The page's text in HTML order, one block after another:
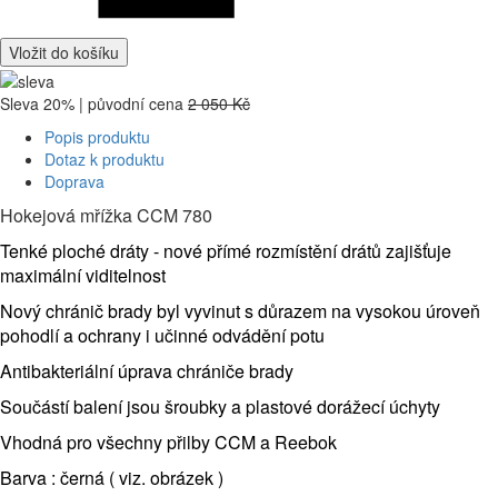
Vložit do košíku
Sleva 20% | původní cena 2 050 Kč
Popis produktu
Dotaz k produktu
Doprava
Hokejová mřížka CCM 780
Tenké ploché dráty - nové přímé rozmístění drátů zajišťuje
maximální viditelnost
Nový chránič brady byl vyvinut s důrazem na vysokou úroveň
pohodlí a ochrany i učinné odvádění potu
Antibakteriální úprava chrániče brady
Součástí balení jsou šroubky a plastové dorážecí úchyty
Vhodná pro všechny přilby CCM a Reebok
Barva : černá ( viz. obrázek )